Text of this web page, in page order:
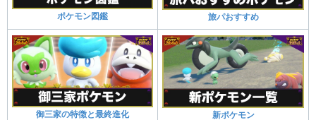
ポケモン図鑑 旅パおすすめ
御三家の特徴と最終進化 新ポケモン